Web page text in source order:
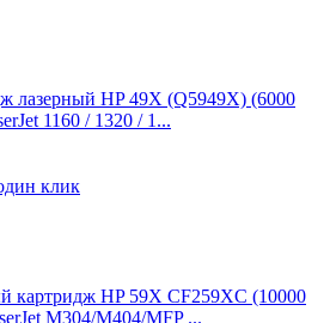
лазерный HP 49X (Q5949X) (6000
1160 / 1320 / 1...
клик
картридж HP 59X CF259XC (10000
M304/M404/MFP ...